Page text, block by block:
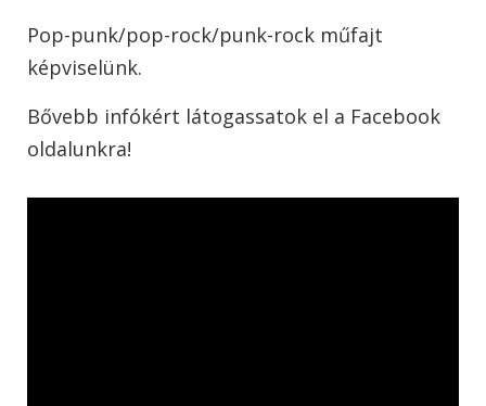
Pop-punk/pop-rock/punk-rock műfajt
képviselünk.
Bővebb infókért látogassatok el a Facebook
oldalunkra!